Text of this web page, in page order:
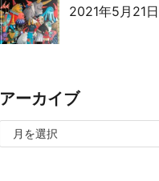
2021年5月21日
アーカイブ